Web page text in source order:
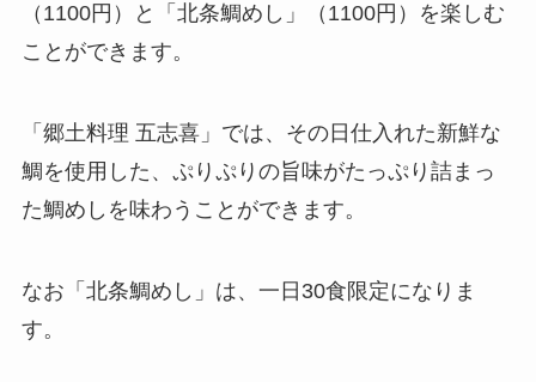
（1100円）と「北条鯛めし」（1100円）を楽しむ
ことができます。
「郷土料理 五志喜」では、その日仕入れた新鮮な
鯛を使用した、ぷりぷりの旨味がたっぷり詰まっ
た鯛めしを味わうことができます。
なお「北条鯛めし」は、一日30食限定になりま
す。